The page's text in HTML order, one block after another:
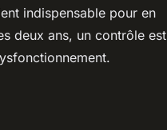
indispensable pour en
deux ans, un contrôle est